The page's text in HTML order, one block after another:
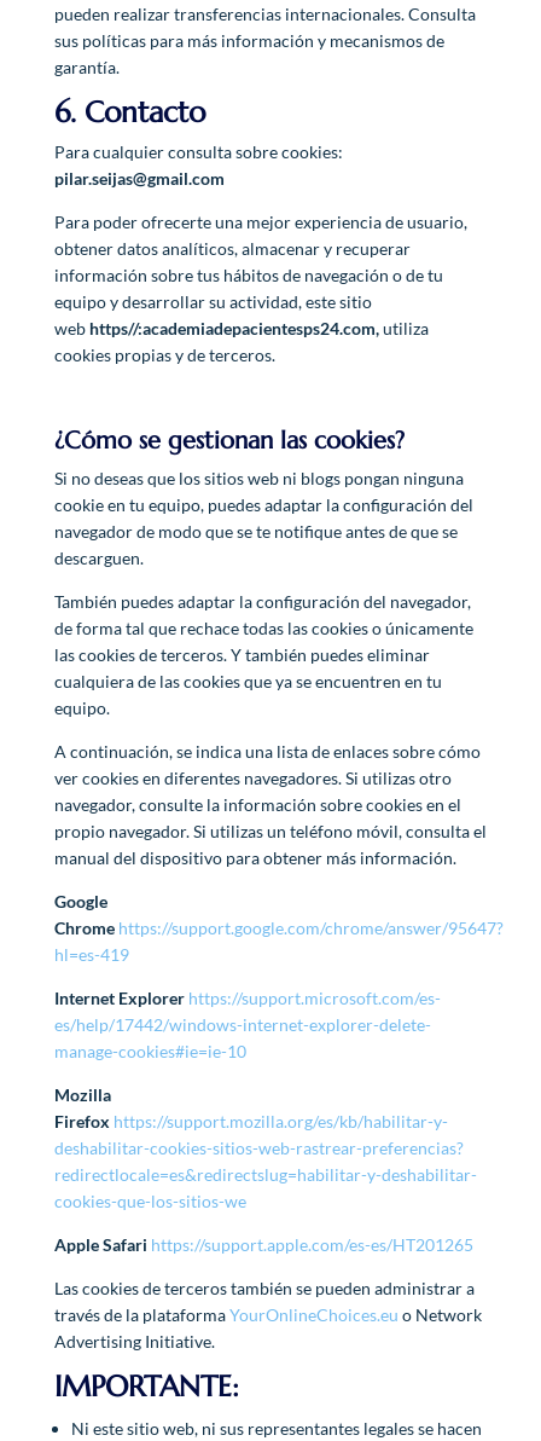
pueden realizar transferencias internacionales. Consulta
sus políticas para más información y mecanismos de
garantía.
6. Contacto
Para cualquier consulta sobre cookies:
pilar.seijas@gmail.com
Para poder ofrecerte una mejor experiencia de usuario,
obtener datos analíticos, almacenar y recuperar
información sobre tus hábitos de navegación o de tu
equipo y desarrollar su actividad, este sitio
web https//:academiadepacientesps24.com,utiliza
cookies propias y de terceros.
¿Cómo se gestionan las cookies?
Si no deseas que los sitios web ni blogs pongan ninguna
cookie en tu equipo, puedes adaptar la configuración del
navegador de modo que se te notifique antes de que se
descarguen.
También puedes adaptar la configuración del navegador,
de forma tal que rechace todas las cookies o únicamente
las cookies de terceros. Y también puedes eliminar
cualquiera de las cookies que ya se encuentren en tu
equipo.
A continuación, se indica una lista de enlaces sobre cómo
ver cookies en diferentes navegadores. Si utilizas otro
navegador, consulte la información sobre cookies en el
propio navegador. Si utilizas un teléfono móvil, consulta el
manual del dispositivo para obtener más información.
Google
Chrome https://support.google.com/chrome/answer/95647?
hl=es-419
Internet Explorer https://support.microsoft.com/es-
es/help/17442/windows-internet-explorer-delete-
manage-cookies#ie=ie-10
Mozilla
Firefox https://support.mozilla.org/es/kb/habilitar-y-
deshabilitar-cookies-sitios-web-rastrear-preferencias?
redirectlocale=es&redirectslug=habilitar-y-deshabilitar-
cookies-que-los-sitios-we
Apple Safari https://support.apple.com/es-es/HT201265
Las cookies de terceros también se pueden administrar a
través de la plataformaYourOnlineChoices.eu o Network
Advertising Initiative.
IMPORTANTE:
Ni este sitio web, ni sus representantes legales se hacen